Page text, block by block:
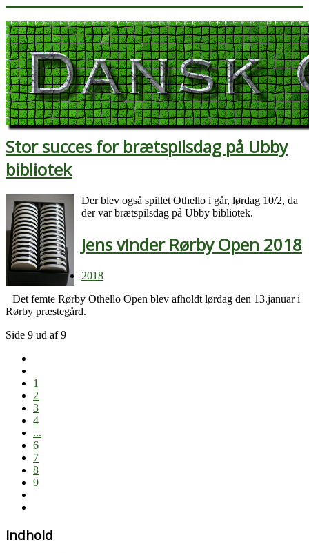
Stor succes for brætspilsdag på Ubby
bibliotek
Der blev også spillet Othello i går, lørdag 10/2, da
der var brætspilsdag på Ubby bibliotek.
Jens vinder Rørby Open 2018
2018
Det femte Rørby Othello Open blev afholdt lørdag den 13.januar i
Rørby præstegård.
Side 9 ud af 9
1
2
3
4
...
6
7
8
9
Indhold